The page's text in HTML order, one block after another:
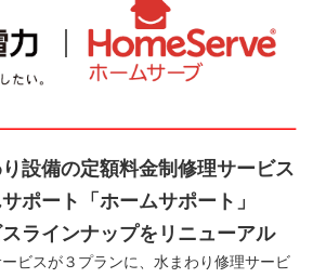
設備の定額料金制修理サービス
ポート「ホームサポート」
ラインナップをリニューアル
ビスが３プランに、水まわり修理サービ